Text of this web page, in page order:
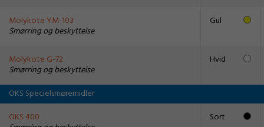
Molykote YM-103
Smørring og beskyttelse
Gul
Molykote G-72
Smørring og beskyttelse
Hvid
OKS Specielsmøremidler
OKS 400
Sort